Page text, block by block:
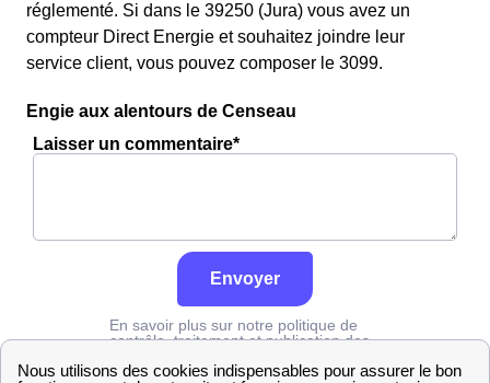
réglementé. Si dans le 39250 (Jura) vous avez un
compteur Direct Energie et souhaitez joindre leur
service client, vous pouvez composer le 3099.
Engie aux alentours de Censeau
Laisser un commentaire*
Envoyer
En savoir plus sur notre politique de
contrôle, traitement et publication des